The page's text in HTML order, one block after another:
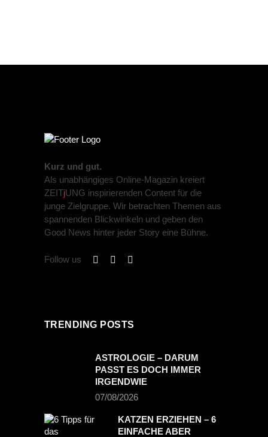
Kurz und gut.
Als unabhängiges Online-Magazin kreiert
ZEITjUNG inspirierenden Content für die
junge Zielgruppe. Wir betrachten Themen aus
spannenden Blickwinkeln und geben den
Good News hinter jeder Story eine Bühne.
Follow us
TRENDING POSTS
ASTROLOGIE – DARUM
PASST ES DOCH IMMER
IRGENDWIE
07/08/2026
KATZEN ERZIEHEN – 6
EINFACHE ABER